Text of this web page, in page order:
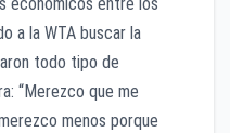
a la WTA buscar la
todo tipo de
“Merezco que me
menos porque